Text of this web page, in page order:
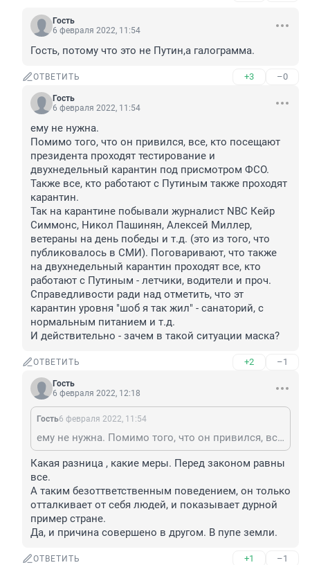
Гость
6 февраля 2022, 11:54
Гость, потому что это не Путин,а галограмма.
ОТВЕТИТЬ +3 –0
Гость
6 февраля 2022, 11:54
ему не нужна.
Помимо того, что он привился, все, кто посещают
президента проходят тестирование и
двухнедельный карантин под присмотром ФСО.
Также все, кто работают с Путиным также проходят
карантин.
Так на карантине побывали журналист NBC Кейр
Симмонс, Никол Пашинян, Алексей Миллер,
ветераны на день победы и т.д. (это из того, что
публиковалось в СМИ). Поговаривают, что также
на двухнедельный карантин проходят все, кто
работают с Путиным - летчики, водители и проч.
Справедливости ради над отметить, что эт
карантин уровня "шоб я так жил" - санаторий, с
нормальным питанием и т.д.
И действительно - зачем в такой ситуации маска?
ОТВЕТИТЬ +2 –1
Гость
6 февраля 2022, 12:18
Гость6 февраля 2022, 11:54
ему не нужна. Помимо того, что он привился, все, кто посещают президента проходят тестирование и двухнедельный карантин под присмотром ФСО. Также все, кто работают с Путиным также проходят карантин. Так на карантине побывали журналист NBC Кейр Симмонс, Никол Пашинян, Алексей Миллер, ветераны на день победы и т.д. (это из того, что публиковалось в СМИ). Поговаривают, что также на двухнедельный карантин проходят все, кто работают с Путиным - летчики, водители и проч. Справедливости ради над отметить, что эт карантин уровня "шоб я так жил" - санаторий, с нормальным питанием и т.д. И действительно - зачем в такой ситуации маска?
Какая разница , какие меры. Перед законом равны
все.
А таким безоттветственным поведением, он только
отталкивает от себя людей, и показывает дурной
пример стране.
Да, и причина совершено в другом. В пупе земли.
ОТВЕТИТЬ +1 –1